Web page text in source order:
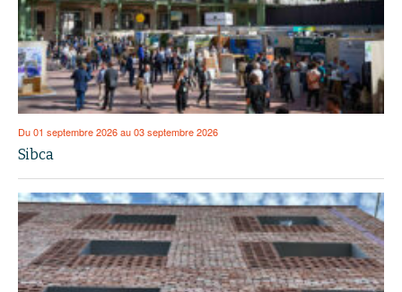
Du 01 septembre 2026 au 03 septembre 2026
Sibca